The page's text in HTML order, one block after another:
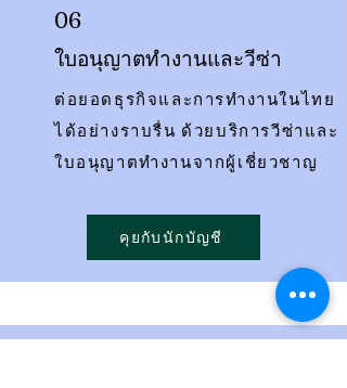
06
ใบอนุญาตทำงานและวีซ่า
ต่อยอดธุรกิจและการทำงานในไทย
ได้อย่างราบรื่น ด้วยบริการวีซ่าและ
ใบอนุญาตทำงานจากผู้เชี่ยวชาญ
คุยกับนักบัญชี